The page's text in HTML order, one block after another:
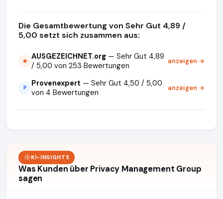
Die Gesamtbewertung von Sehr Gut 4,89 /
5,00 setzt sich zusammen aus:
★ AUSGEZEICHNET.org — Sehr Gut 4,89
/ 5,00 von 253 Bewertungen
anzeigen →
P Provenexpert — Sehr Gut 4,50 / 5,00
von 4 Bewertungen
anzeigen →
KI-INSIGHTS
Was Kunden über Privacy Management Group
sagen